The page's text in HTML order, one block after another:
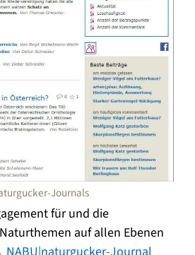
Journals
für und die
auf allen Ebenen